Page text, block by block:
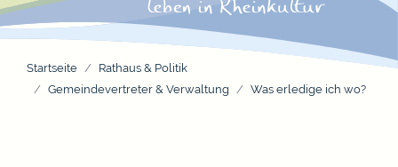
Startseite
Rathaus & Politik
Gemeindevertreter & Verwaltung
Was erledige ich wo?